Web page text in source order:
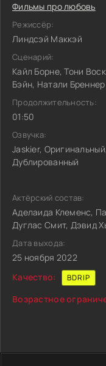
Фильмы про любовь
Режиссёр:
Линдсэй Маккэй
Сценарий:
Кайл Борне, Тони
Бэйн, Натали Бреннер
Продолжительность:
01:50
Озвучка:
Jaskier,
Дублированный
Актёрский состав:
Аделаида Клеменс,
Дуглас Смит, Дэвид
Дата выхода:
25 ноября 2022
Качество:
BDRIP
Возрастное